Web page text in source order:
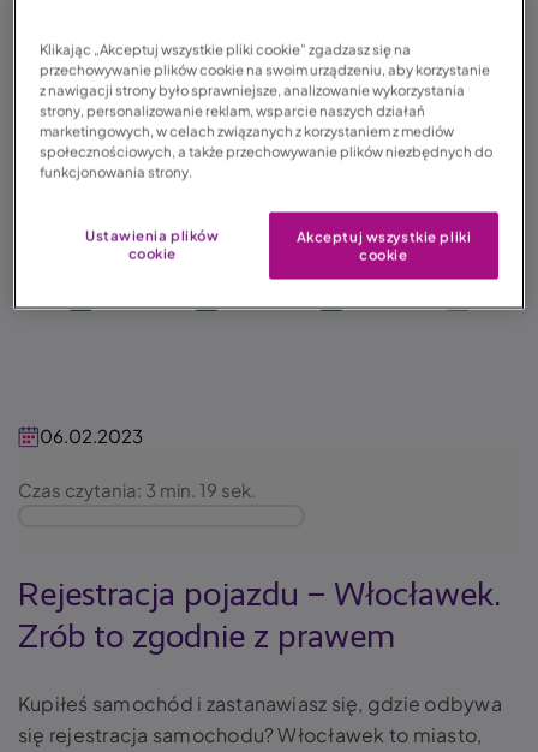
OC AC Assistance
Image 723zł
Oblicz składkę
Assistance NNW
06.02.2023
Czas czytania: 3 min. 19 sek.
Rejestracja pojazdu – Włocławek.
Zrób to zgodnie z prawem
Kupiłeś samochód i zastanawiasz się, gdzie odbywa
się rejestracja samochodu? Włocławek to miasto,
Klikając „Akceptuj wszystkie pliki cookie” zgadzasz się na
przechowywanie plików cookie na swoim urządzeniu, aby korzystanie
z nawigacji strony było sprawniejsze, analizowanie wykorzystania
strony, personalizowanie reklam, wsparcie naszych działań
marketingowych, w celach związanych z korzystaniem z mediów
społecznościowych, a także przechowywanie plików niezbędnych do
funkcjonowania strony.
Ustawienia plików
cookie
Akceptuj wszystkie pliki
cookie